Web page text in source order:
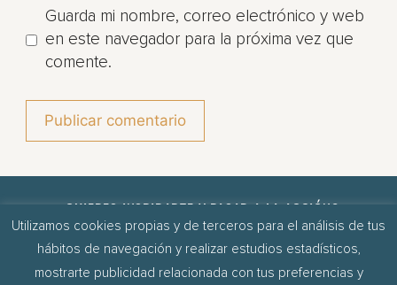
Guarda mi nombre, correo electrónico y web
en este navegador para la próxima vez que
comente.
¿QUIERES INSPIRARTE Y PASAR A LA ACCIÓN?
Descubre cómo crear la vida que quieres.
¡MÁNDAMELO!
Utilizamos cookies propias y de terceros para el análisis de tus
hábitos de navegación y realizar estudios estadísticos,
mostrarte publicidad relacionada con tus preferencias y